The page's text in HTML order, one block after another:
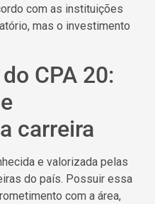
com as instituições
mas o investimento
CPA 20:
carreira
e valorizada pelas
do país. Possuir essa
com a área,